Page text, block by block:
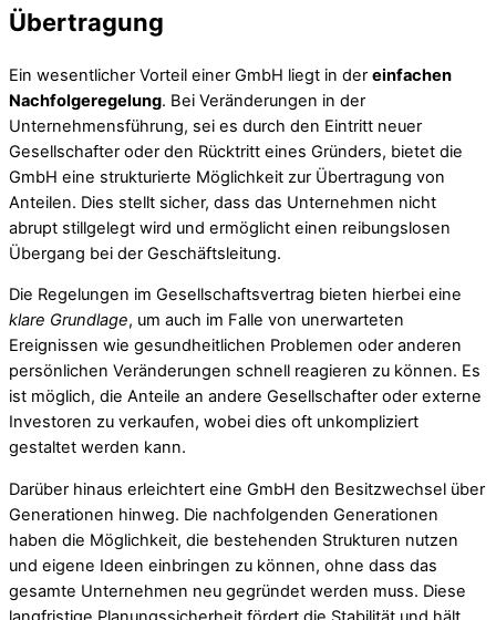
Übertragung
Ein wesentlicher Vorteil einer GmbH liegt in der einfachen
Nachfolgeregelung. Bei Veränderungen in der
Unternehmensführung, sei es durch den Eintritt neuer
Gesellschafter oder den Rücktritt eines Gründers, bietet die
GmbH eine strukturierte Möglichkeit zur Übertragung von
Anteilen. Dies stellt sicher, dass das Unternehmen nicht
abrupt stillgelegt wird und ermöglicht einen reibungslosen
Übergang bei der Geschäftsleitung.
Die Regelungen im Gesellschaftsvertrag bieten hierbei eine
klare Grundlage, um auch im Falle von unerwarteten
Ereignissen wie gesundheitlichen Problemen oder anderen
persönlichen Veränderungen schnell reagieren zu können. Es
ist möglich, die Anteile an andere Gesellschafter oder externe
Investoren zu verkaufen, wobei dies oft unkompliziert
gestaltet werden kann.
Darüber hinaus erleichtert eine GmbH den Besitzwechsel über
Generationen hinweg. Die nachfolgenden Generationen
haben die Möglichkeit, die bestehenden Strukturen nutzen
und eigene Ideen einbringen zu können, ohne dass das
gesamte Unternehmen neu gegründet werden muss. Diese